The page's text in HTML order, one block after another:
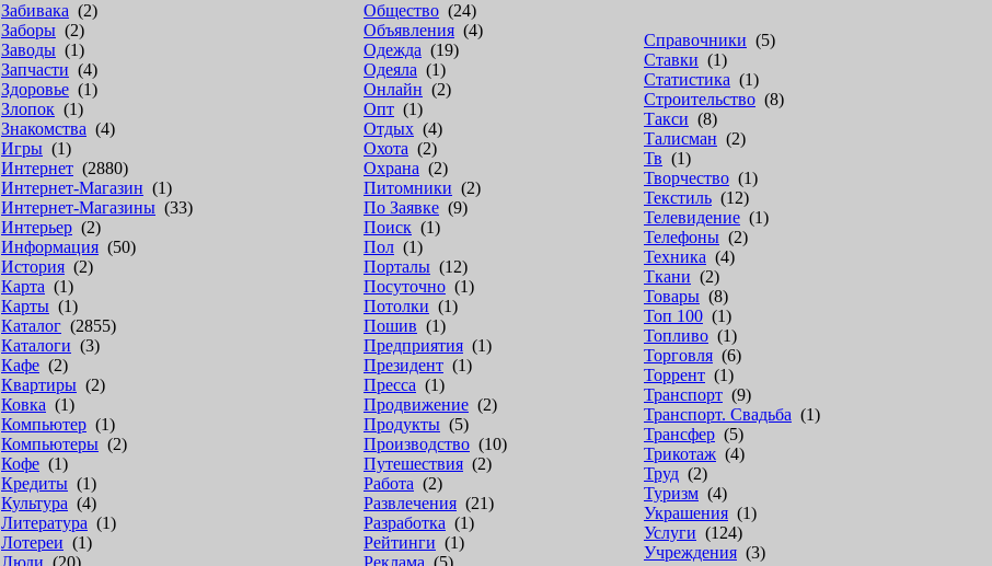
Забивака (2)
Заборы (2)
Заводы (1)
Запчасти (4)
Здоровье (1)
Злопок (1)
Знакомства (4)
Игры (1)
Интернет (2880)
Интернет-Магазин (1)
Интернет-Магазины (33)
Интерьер (2)
Информация (50)
История (2)
Карта (1)
Карты (1)
Каталог (2855)
Каталоги (3)
Кафе (2)
Квартиры (2)
Ковка (1)
Компьютер (1)
Компьютеры (2)
Кофе (1)
Кредиты (1)
Культура (4)
Литература (1)
Лотереи (1)
Общество (24)
Объявления (4)
Одежда (19)
Одеяла (1)
Онлайн (2)
Опт (1)
Отдых (4)
Охота (2)
Охрана (2)
Питомники (2)
По Заявке (9)
Поиск (1)
Пол (1)
Порталы (12)
Посуточно (1)
Потолки (1)
Пошив (1)
Предприятия (1)
Президент (1)
Пресса (1)
Продвижение (2)
Продукты (5)
Производство (10)
Путешествия (2)
Работа (2)
Развлечения (21)
Разработка (1)
Рейтинги (1)
Справочники (5)
Ставки (1)
Статистика (1)
Строительство (8)
Такси (8)
Талисман (2)
Тв (1)
Творчество (1)
Текстиль (12)
Телевидение (1)
Телефоны (2)
Техника (4)
Ткани (2)
Товары (8)
Топ 100 (1)
Топливо (1)
Торговля (6)
Торрент (1)
Транспорт (9)
Транспорт. Свадьба (1)
Трансфер (5)
Трикотаж (4)
Труд (2)
Туризм (4)
Украшения (1)
Услуги (124)
Учреждения (3)